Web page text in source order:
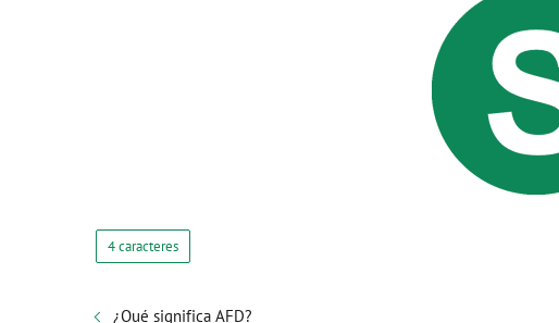
4 caracteres
¿Qué significa AFD?